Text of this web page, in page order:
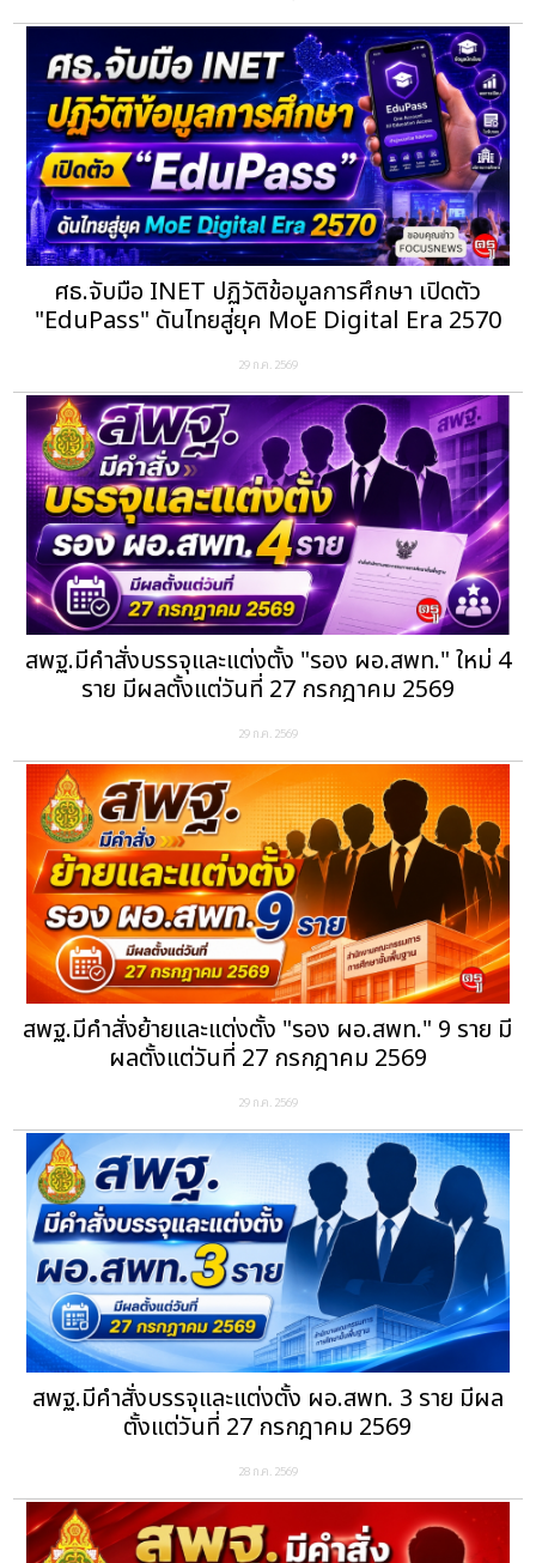
ศธ.จับมือ INET ปฏิวัติข้อมูลการศึกษา เปิดตัว
"EduPass" ดันไทยสู่ยุค MoE Digital Era 2570
29 ก.ค. 2569
สพฐ.มีคำสั่งบรรจุและแต่งตั้ง "รอง ผอ.สพท." ใหม่ 4
ราย มีผลตั้งแต่วันที่ 27 กรกฎาคม 2569
29 ก.ค. 2569
สพฐ.มีคำสั่งย้ายและแต่งตั้ง "รอง ผอ.สพท." 9 ราย มี
ผลตั้งแต่วันที่ 27 กรกฎาคม 2569
29 ก.ค. 2569
สพฐ.มีคำสั่งบรรจุและแต่งตั้ง ผอ.สพท. 3 ราย มีผล
ตั้งแต่วันที่ 27 กรกฎาคม 2569
28 ก.ค. 2569